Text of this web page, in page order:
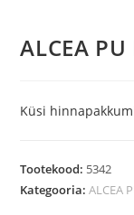
ALCEA PU
Küsi
Tootekood: 5342
Kategooria:ALCEA